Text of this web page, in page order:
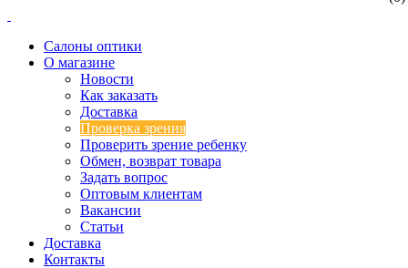
Салоны оптики
О магазине
Новости
Как заказать
Доставка
Проверка зрения
Проверить зрение ребенку
Обмен, возврат товара
Задать вопрос
Оптовым клиентам
Вакансии
Статьи
Доставка
Контакты